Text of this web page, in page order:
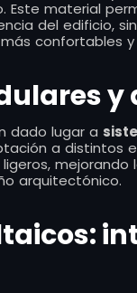
Este material
del edificio,
confortables
dado lugar a
a distintos
arquitectónico.